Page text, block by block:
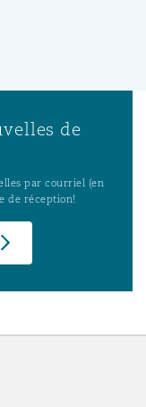
de
par courriel (en
de réception!